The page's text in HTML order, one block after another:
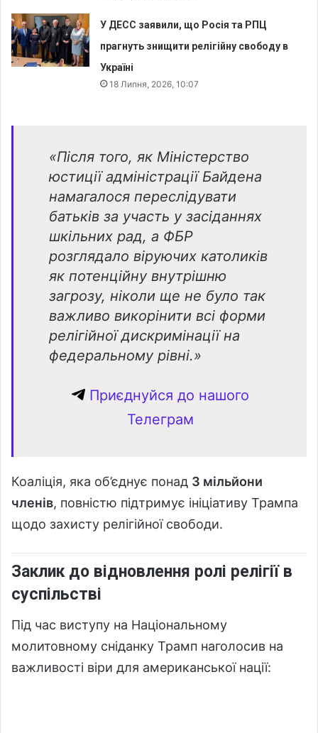
У ДЕСС заявили, що Росія та РПЦ
прагнуть знищити релігійну свободу в
Україні
18 Липня, 2026, 10:07
«Після того, як Міністерство
юстиції адміністрації Байдена
намагалося переслідувати
батьків за участь у засіданнях
шкільних рад, а ФБР
розглядало віруючих католиків
як потенційну внутрішню
загрозу, ніколи ще не було так
важливо викорінити всі форми
релігійної дискримінації на
федеральному рівні.»
Приєднуйся до нашого
Телеграм
Коаліція, яка об’єднує понад 3 мільйони
членів, повністю підтримує ініціативу Трампа
щодо захисту релігійної свободи.
Заклик до відновлення ролі релігії в
суспільстві
Під час виступу на Національному
молитовному сніданку Трамп наголосив на
важливості віри для американської нації: